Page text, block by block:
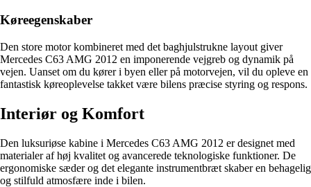
Køreegenskaber
Den store motor kombineret med det baghjulstrukne layout giver
Mercedes C63 AMG 2012 en imponerende vejgreb og dynamik på
vejen. Uanset om du kører i byen eller på motorvejen, vil du opleve en
fantastisk køreoplevelse takket være bilens præcise styring og respons.
Interiør og Komfort
Den luksuriøse kabine i Mercedes C63 AMG 2012 er designet med
materialer af høj kvalitet og avancerede teknologiske funktioner. De
ergonomiske sæder og det elegante instrumentbræt skaber en behagelig
og stilfuld atmosfære inde i bilen.